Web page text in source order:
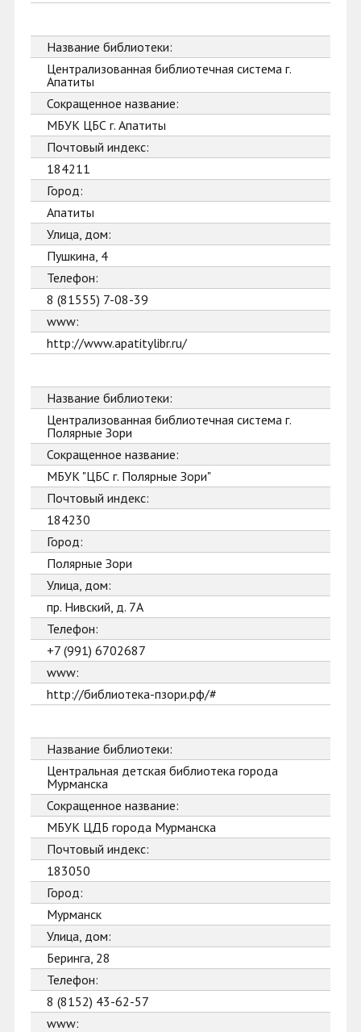
Название библиотеки:
Централизованная библиотечная система г.
Апатиты
Сокращенное название:
МБУК ЦБС г. Апатиты
Почтовый индекс:
184211
Город:
Апатиты
Улица, дом:
Пушкина, 4
Телефон:
8 (81555) 7-08-39
www:
http://www.apatitylibr.ru/
Название библиотеки:
Централизованная библиотечная система г.
Полярные Зори
Сокращенное название:
МБУК "ЦБС г. Полярные Зори"
Почтовый индекс:
184230
Город:
Полярные Зори
Улица, дом:
пр. Нивский, д. 7А
Телефон:
+7 (991) 6702687
www:
http://библиотека-пзори.рф/#
Название библиотеки:
Центральная детская библиотека города
Мурманска
Сокращенное название:
МБУК ЦДБ города Мурманска
Почтовый индекс:
183050
Город:
Мурманск
Улица, дом:
Беринга, 28
Телефон:
8 (8152) 43-62-57
www: